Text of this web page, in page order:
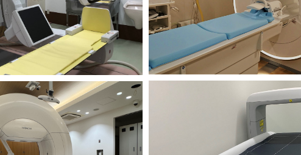
Magnetic Resonance Imaging
X-ray TV Fluoroscopy
骨塩定量検査